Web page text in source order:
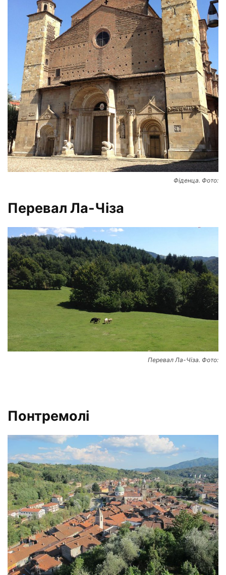
Фіденца. Фото:
Перевал Ла-Чіза
Перевал Ла-Чіза. Фото:
Понтремолі